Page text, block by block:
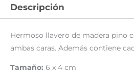
Descripción
Hermoso llavero de madera pino
ambas caras. Además contiene
Tamaño: 6 x 4 cm